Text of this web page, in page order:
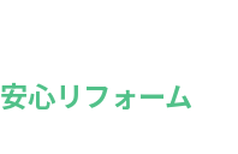
心リフォーム